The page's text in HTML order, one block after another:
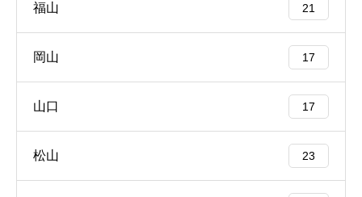
福山 21
岡山 17
山口 17
松山 23